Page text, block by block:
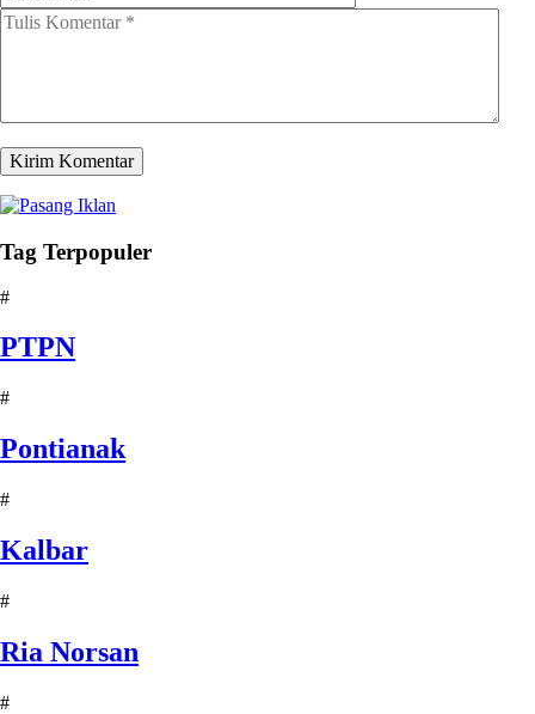
Tag Terpopuler
#
PTPN
#
Pontianak
#
Kalbar
#
Ria Norsan
#